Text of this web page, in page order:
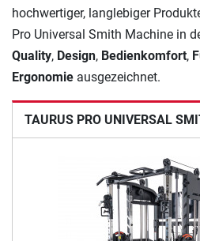
hochwertiger, langlebiger
Pro Universal Smith Machine in
Quality, Design, Bedienkomfort,
Ergonomie ausgezeichnet.
TAURUS PRO UNIVERSAL